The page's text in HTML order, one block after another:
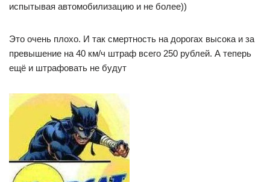
испытывая автомобилизацию и не более))
Это очень плохо. И так смертность на дорогах высока и за
превышение на 40 км/ч штраф всего 250 рублей. А теперь
ещё и штрафовать не будут